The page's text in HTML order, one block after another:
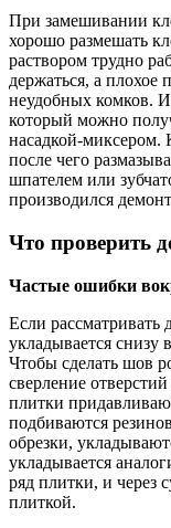
При замешивании
хорошо размешать
раствором трудно
держаться, а
неудобных комков.
который можно
насадкой-миксером.
после чего
шпателем или
производился
Что проверить
Частые ошибки
Если
укладывается снизу
Чтобы сделать шов
сверление
плитки
подбиваются
обрезки,
укладывается
ряд плитки, и через
плиткой.